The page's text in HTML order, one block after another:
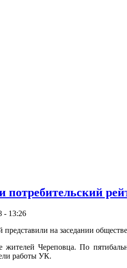
потребительский
- 13:26
на заседании
жителей Череповца. По
работы УК.